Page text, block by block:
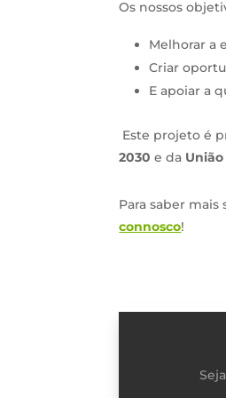
Os nossos
Melhorar a
Criar
E apoiar a
Este projeto é
2030 e da
Para saber
connosco!